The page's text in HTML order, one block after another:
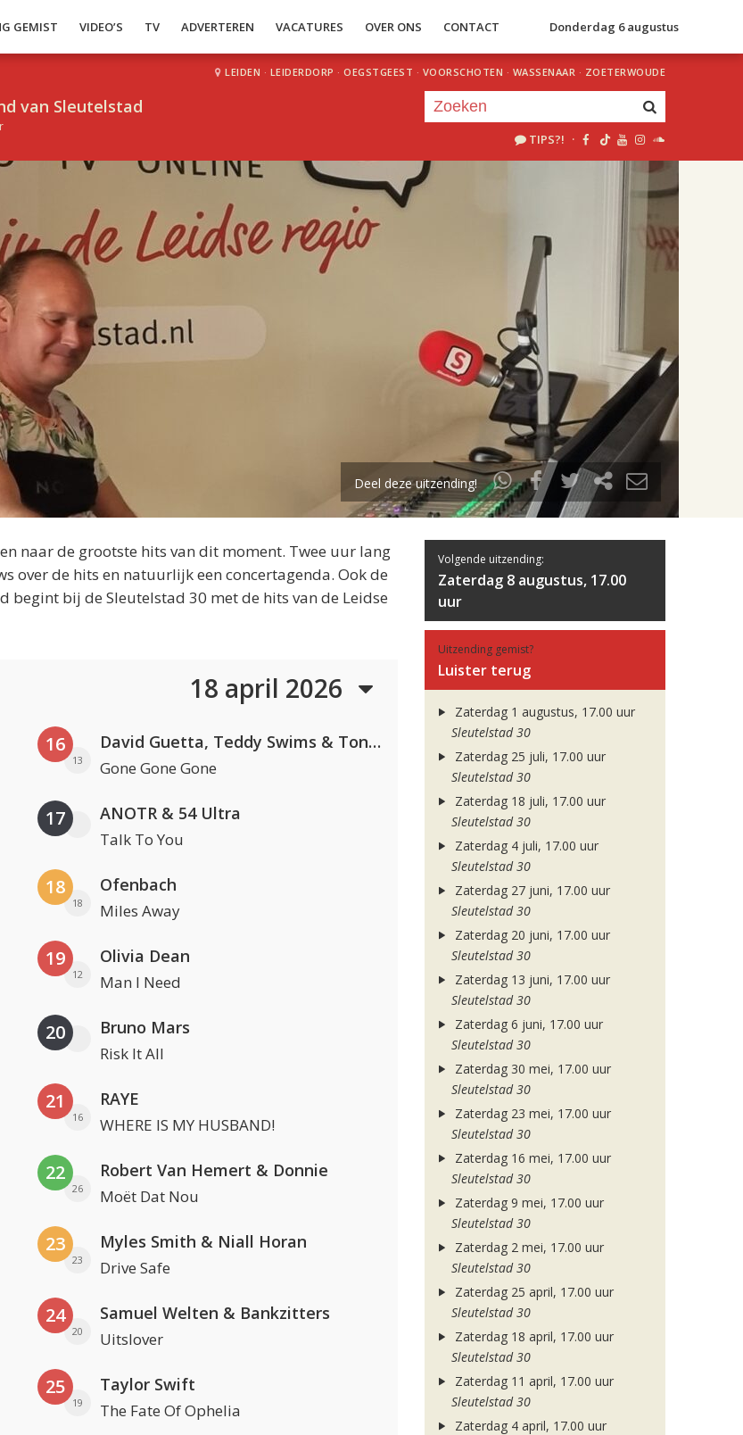
GEMIST VIDEO’S TV ADVERTEREN VACATURES OVER ONS CONTACT Donderdag 6 augustus
van Sleutelstad
LEIDEN · LEIDERDORP · OEGSTGEEST · VOORSCHOTEN · WASSENAAR · ZOETERWOUDE
TIPS?! ·
uur 1 van 2
Volgend uur
Deel deze uitzending!
naar de grootste hits van dit moment. Twee uur lang
over de hits en natuurlijk een concertagenda. Ook de
bij de Sleutelstad 30 met de hits van de Leidse
18 april 2026
16
13
David Guetta, Teddy Swims & Tones And I
Gone Gone Gone
17 ANOTR & 54 Ultra
Talk To You
18
18
Ofenbach
Miles Away
19
12
Olivia Dean
Man I Need
20 Bruno Mars
Risk It All
21
16
RAYE
WHERE IS MY HUSBAND!
22
26
Robert Van Hemert & Donnie
Moët Dat Nou
23
23
Myles Smith & Niall Horan
Drive Safe
24
20
Samuel Welten & Bankzitters
Uitslover
25
19
Taylor Swift
The Fate Of Ophelia
Volgende uitzending:
Zaterdag 8 augustus, 17.00
uur
Uitzending gemist?
Luister terug
Zaterdag 1 augustus, 17.00 uur
Sleutelstad 30
Zaterdag 25 juli, 17.00 uur
Sleutelstad 30
Zaterdag 18 juli, 17.00 uur
Sleutelstad 30
Zaterdag 4 juli, 17.00 uur
Sleutelstad 30
Zaterdag 27 juni, 17.00 uur
Sleutelstad 30
Zaterdag 20 juni, 17.00 uur
Sleutelstad 30
Zaterdag 13 juni, 17.00 uur
Sleutelstad 30
Zaterdag 6 juni, 17.00 uur
Sleutelstad 30
Zaterdag 30 mei, 17.00 uur
Sleutelstad 30
Zaterdag 23 mei, 17.00 uur
Sleutelstad 30
Zaterdag 16 mei, 17.00 uur
Sleutelstad 30
Zaterdag 9 mei, 17.00 uur
Sleutelstad 30
Zaterdag 2 mei, 17.00 uur
Sleutelstad 30
Zaterdag 25 april, 17.00 uur
Sleutelstad 30
Zaterdag 18 april, 17.00 uur
Sleutelstad 30
Zaterdag 11 april, 17.00 uur
Sleutelstad 30
Zaterdag 4 april, 17.00 uur